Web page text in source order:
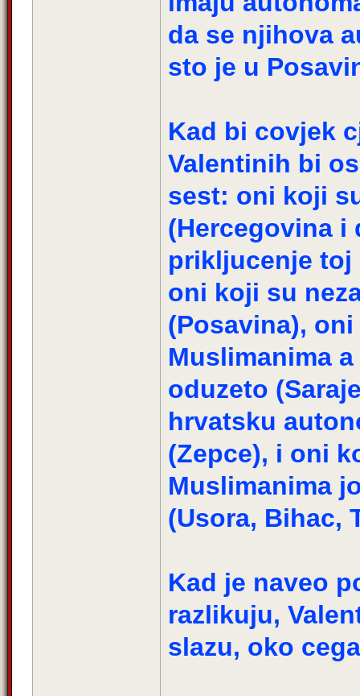
da se njihova
sto je u
Kad bi covjek
Valentinih bi
sest: oni koji
(Hercegovina i
prikljucenje toj
oni koji su
(Posavina),
Muslimanima
oduzeto
hrvatsku
(Zepce), i oni
Muslimanima
(Usora, Bihac,
Kad je naveo
razlikuju,
slazu, oko